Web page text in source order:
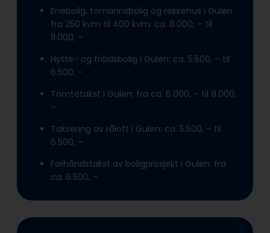
Enebolig, tomannsbolig og rekkehus i Gulen
fra 250 kvm til 400 kvm: ca. 8.000, – til
11.000, –
Hytte- og fritidsbolig i Gulen: ca. 5.500, – til
6.500, –
Tomtetakst i Gulen: fra ca. 6.000, – til 9.000,
–
Taksering av råloft i Gulen: ca. 5.500, – til
6.500, –
Forhåndstakst av boligprosjekt i Gulen: fra
ca. 6.500, –